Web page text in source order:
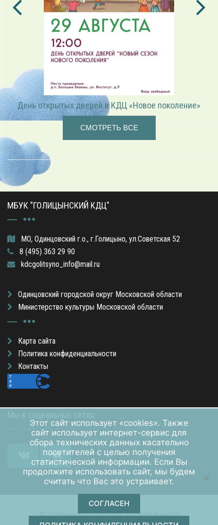
День открытых дверей в КДЦ «Новое поколение»
СМОТРЕТЬ ВСЕ
МБУК "ГОЛИЦЫНСКИЙ КДЦ"
МО, Одинцовский г.о., г.Голицыно, ул.Советская 52
8 (495) 363 29 90
kdcgolitsyno_info@mail.ru
Одинцовский городской округ Московской области
Министерство культуры Московской области
Карта сайта
Политика конфиденциальности
Контакты
© Голицынский культурно-досуговый центр
Этот сайт использует «cookies». Также
сайт использует интернет-сервис для
сбора технических данных касательно
посетителей с целью получения
статистической информации. Если Вы
продолжите использовать сайт, мы будем
считать что Вас это устраивает.
СОГЛАСЕН